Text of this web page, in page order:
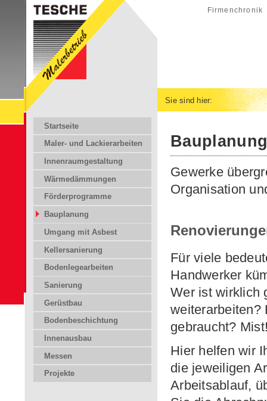
Firmenchronik
Sie sind hier:
Gewerke
Organisation
Für viele
Handwerker
Wer ist wirklich
weiterarbeiten?
gebraucht?
Hier helfen wir
die jeweiligen
Arbeitsablauf,
Startseite
Maler- und Lackierarbeiten
Innenraumgestaltung
Wärmedämmungen
Förderprogramme
Bauplanung
Umgang mit Asbest
Kellersanierung
Bodenlegearbeiten
Sanierung
Gerüstbau
Bodenbeschichtung
Innenausbau
Messen
Projekte